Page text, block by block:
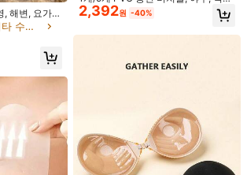
폴리에스터
skin irritation. Discontinue use if irritation occ
for temporary use, do not wear more than
... 모두 보기
86 팔로워
86 팔로워
, 해변, 요가,
른 건조 미
, 여성, 청소
게 나오니 1
세요)
에서 기타 수영 장비
야외 스포츠, 농구 세트, 워터 파티 비
치 필수품 수영 게임, 수영장 풍선, 수
2,392원 -40%